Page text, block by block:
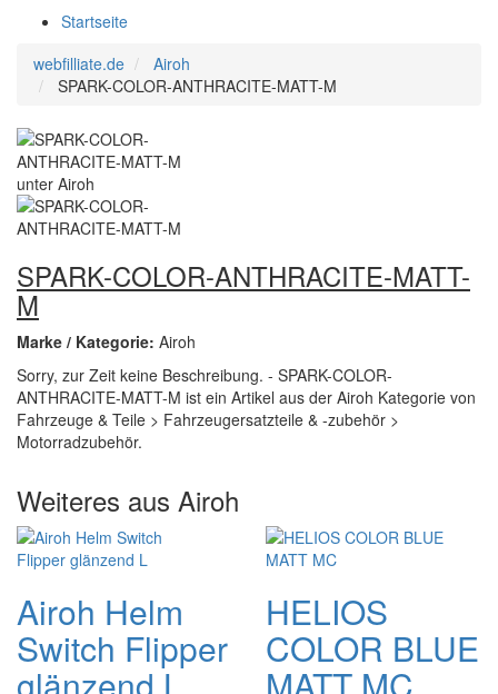
Startseite
webfilliate.de
Airoh
SPARK-COLOR-ANTHRACITE-MATT-M
SPARK-COLOR-ANTHRACITE-MATT-
M
Marke / Kategorie: Airoh
Sorry, zur Zeit keine Beschreibung. - SPARK-COLOR-
ANTHRACITE-MATT-M ist ein Artikel aus der Airoh Kategorie von
Fahrzeuge & Teile > Fahrzeugersatzteile & -zubehör >
Motorradzubehör.
Weiteres aus Airoh
Airoh Helm
Switch Flipper
HELIOS
COLOR BLUE